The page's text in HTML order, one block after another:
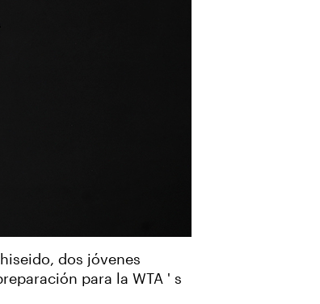
dos jóvenes
para la WTA ' s